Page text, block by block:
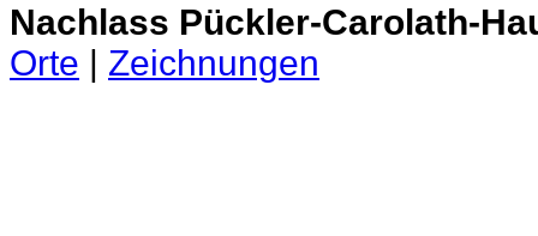
Nachlass Pückler-Carolath-
Orte | Zeichnungen